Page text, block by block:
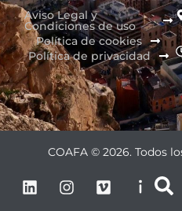
Aviso Legal y
Condiciones de uso
Política de cookies
Política de privacidad
COAFA © 2026. Todos